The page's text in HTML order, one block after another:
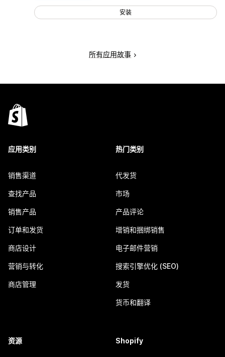
安装
所有应用故事
应用类别
销售渠道
查找产品
销售产品
订单和发货
商店设计
营销与转化
商店管理
热门类别
代发货
市场
产品评论
增销和捆绑销售
电子邮件营销
搜索引擎优化 (SEO)
发货
货币和翻译
资源 Shopify